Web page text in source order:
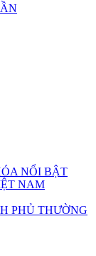
NỔI BẬT
NAM
PHỦ THƯỜNG